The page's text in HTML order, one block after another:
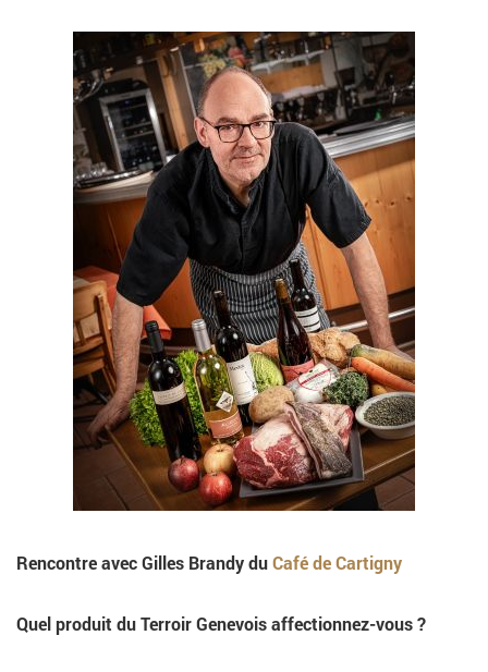
Rencontre avec Gilles Brandy duCafé de Cartigny
Quel produit du Terroir Genevois affectionnez-vous ?